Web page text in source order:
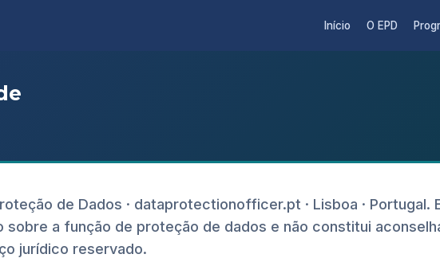
Início O EPD
de Dados · dataprotectionofficer.pt · Lisboa · Portugal.
sobre a função de proteção de dados e não constitui
jurídico reservado.